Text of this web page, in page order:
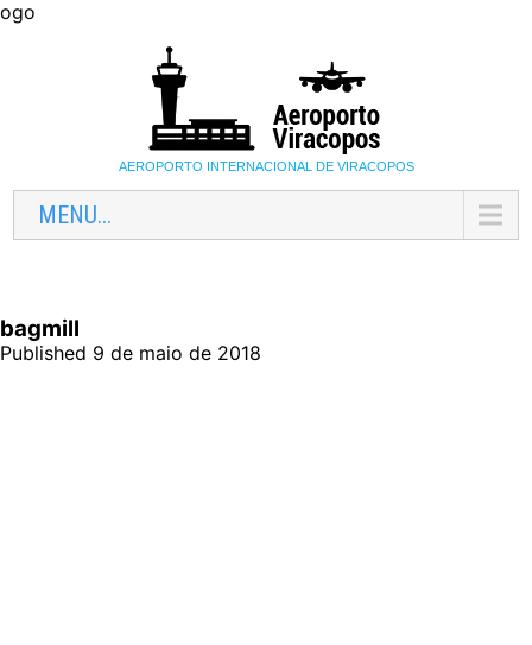
ogo
AEROPORTO INTERNACIONAL DE VIRACOPOS
MENU...
bagmill
Published 9 de maio de 2018